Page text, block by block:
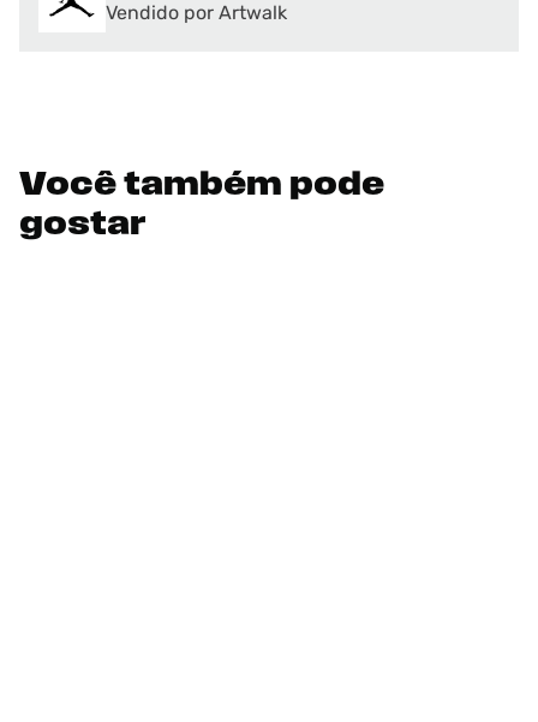
Vendido por Artwalk
Você também pode
gostar